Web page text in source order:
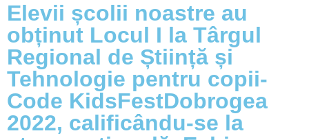
Elevii școlii noastre au
obținut Locul I la Târgul
Regional de Știință și
Tehnologie pentru copii-
Code KidsFestDobrogea
2022, calificându-se la